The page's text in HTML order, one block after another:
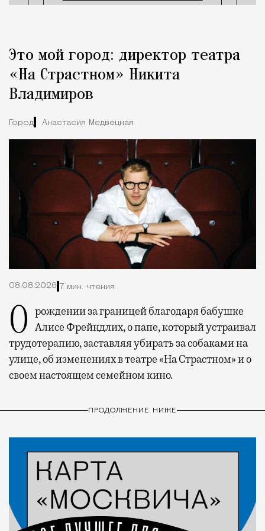
Это мой город: директор театра
«На Страстном» Никита
Владимиров
Город Анастасия Медвецкая
08.08.2026 7 мин. чтения
О рождении за границей благодаря бабушке Алисе Фрейндлих, о папе, который устраивал
трудотерапию, заставляя убирать за собаками на
улице, об изменениях в театре «На Страстном» и о
своем настоящем семейном кино.
ПРОДОЛЖЕНИЕ НИЖЕ